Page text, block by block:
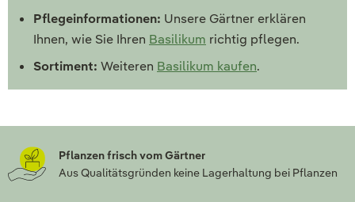
Pflegeinformationen: Unsere Gärtner erklären
Ihnen, wie Sie Ihren Basilikum richtig pflegen.
Sortiment: Weiteren Basilikum kaufen.
Pflanzen frisch vom Gärtner
Aus Qualitätsgründen keine Lagerhaltung bei Pflanzen